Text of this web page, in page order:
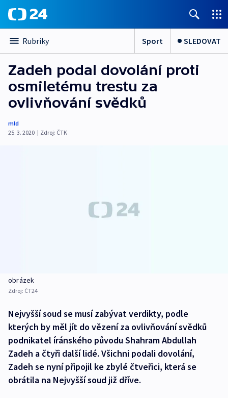
Rubriky Sport SLEDOVAT
Zadeh podal dovolání proti
osmiletému trestu za
ovlivňování svědků
mld
25. 3. 2020 | Zdroj: ČTK
obrázek
Zdroj: ČT24
Nejvyšší soud se musí zabývat verdikty, podle
kterých by měl jít do vězení za ovlivňování svědků
podnikatel íránského původu Shahram Abdullah
Zadeh a čtyři další lidé. Všichni podali dovolání,
Zadeh se nyní připojil ke zbylé čtveřici, která se
obrátila na Nejvyšší soud již dříve.